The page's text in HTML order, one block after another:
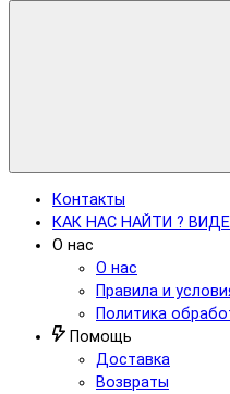
Контакты
КАК НАС НАЙТИ ?
О нас
О нас
Правила и
Политика
Помощь
Доставка
Возвраты